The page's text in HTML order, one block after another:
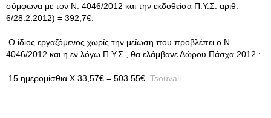
σύμφωνα με τον Ν. 4046/2012 και την εκδοθείσα Π.Υ.Σ. αριθ.
6/28.2.2012) = 392,7€.
Ο ίδιος εργαζόμενος χωρίς την μείωση που προβλέπει ο Ν.
4046/2012 και η εν λόγω Π.Υ.Σ., θα ελάμβανε Δώρου Πάσχα 2012 :
15 ημερομίσθια Χ 33,57€ = 503.55€. Tsouvali